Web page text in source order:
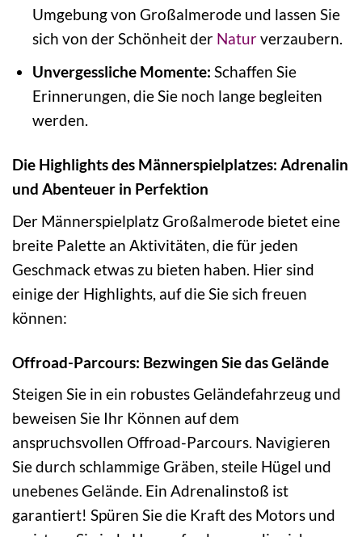
Umgebung von Großalmerode und lassen Sie
sich von der Schönheit der Naturverzaubern.
Unvergessliche Momente: Schaffen Sie
Erinnerungen, die Sie noch lange begleiten
werden.
Die Highlights des Männerspielplatzes: Adrenalin
und Abenteuer in Perfektion
Der Männerspielplatz Großalmerode bietet eine
breite Palette an Aktivitäten, die für jeden
Geschmack etwas zu bieten haben. Hier sind
einige der Highlights, auf die Sie sich freuen
können:
Offroad-Parcours: Bezwingen Sie das Gelände
Steigen Sie in ein robustes Geländefahrzeug und
beweisen Sie Ihr Können auf dem
anspruchsvollen Offroad-Parcours. Navigieren
Sie durch schlammige Gräben, steile Hügel und
unebenes Gelände. Ein Adrenalinstoß ist
garantiert! Spüren Sie die Kraft des Motors und